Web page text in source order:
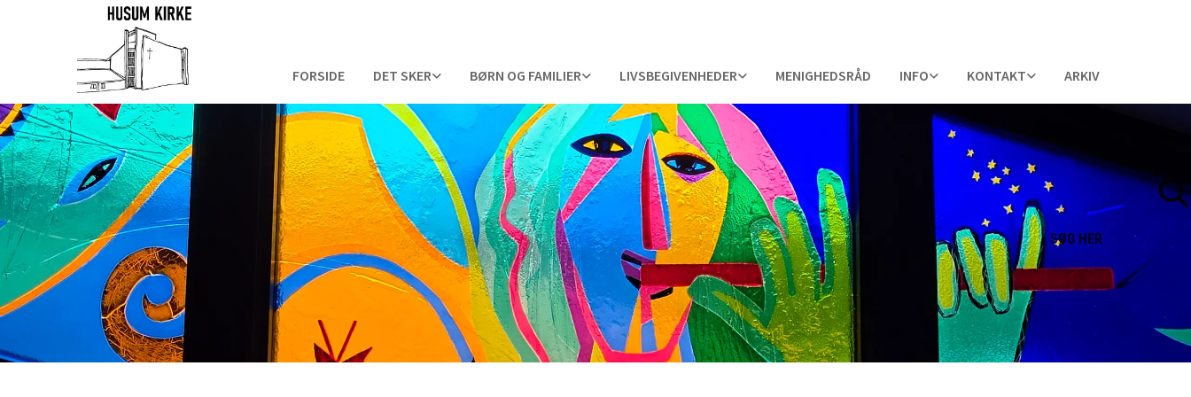
FORSIDE DET SKER BØRN OG FAMILIER LIVSBEGIVENHEDER MENIGHEDSRÅD INFO KONTAKT ARKIV
SØG HER